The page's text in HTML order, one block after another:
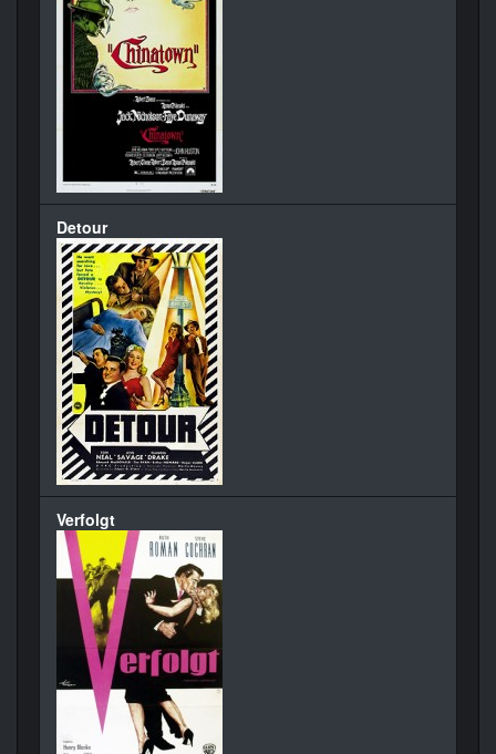
Detour
Verfolgt